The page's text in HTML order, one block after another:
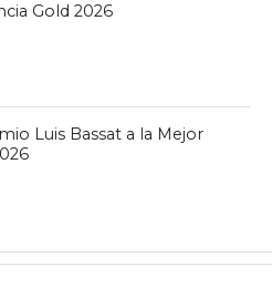
Gold 2026
Luis Bassat a la Mejor